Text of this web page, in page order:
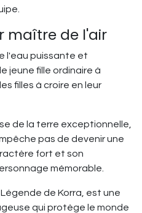
maître de l'air
l'eau puissante et
jeune fille ordinaire à
filles à croire en leur
de la terre exceptionnelle,
pas de devenir une
fort et son
mémorable.
Légende de Korra, est une
qui protège le monde